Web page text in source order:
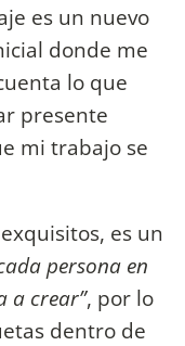
es un nuevo
donde me
lo que
presente
mi trabajo se
es un
persona en
a crear”, por lo
dentro de